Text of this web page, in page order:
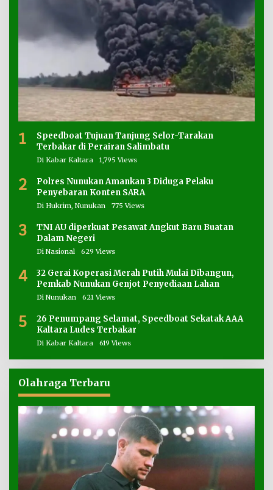
1
Speedboat Tujuan Tanjung Selor-Tarakan
Terbakar di Perairan Salimbatu
Di Kabar Kaltara 1,795 Views
2
Polres Nunukan Amankan 3 Diduga Pelaku
Penyebaran Konten SARA
Di Hukrim, Nunukan 775 Views
3
TNI AU diperkuat Pesawat Angkut Baru Buatan
Dalam Negeri
Di Nasional 629 Views
4
32 Gerai Koperasi Merah Putih Mulai Dibangun,
Pemkab Nunukan Genjot Penyediaan Lahan
Di Nunukan 621 Views
5
26 Penumpang Selamat, Speedboat Sekatak AAA
Kaltara Ludes Terbakar
Di Kabar Kaltara 619 Views
Olahraga Terbaru